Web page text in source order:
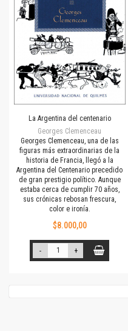
La Argentina del centenario
Georges Clemenceau
Georges Clemenceau, una de las
figuras más extraordinarias de la
historia de Francia, llegó a la
Argentina del Centenario precedido
de gran prestigio político. Aunque
estaba cerca de cumplir 70 años,
sus crónicas rebosan frescura,
color e ironía.
$8.000,00
- +